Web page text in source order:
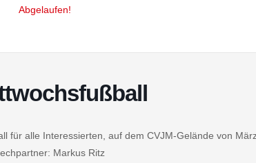
Abgelaufen!
für alle Interessierten, auf dem CVJM-Gelände von
Markus Ritz